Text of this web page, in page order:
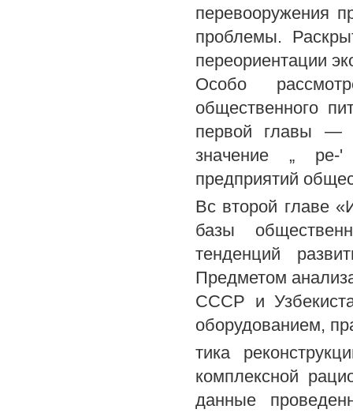
перевооружения
проблемы.
переориентации
Особо
общественного
первой главы — ,
значение „ ре-'
предприятий
Вс второй главе
базы
тенденций
Предметом
СССР и
оборудованием,
тика
комплексной
данные